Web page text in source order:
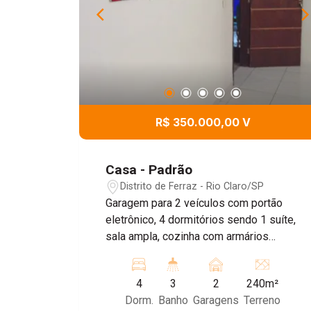
imóvel é a combinação entre o amplo
terreno e a localização privilegiada, em
um bairro tranquilo, com fácil acesso ao
centro, comércios, escolas,
supermercados e demais serviços
essenciais. Se você procura uma casa
e espaço para personalizar do seu jeito,
imóvel!
R$ 350.000,00 V
Casa - Padrão
Distrito de Ferraz - Rio Claro/SP
Garagem para 2 veículos com portão
eletrônico, 4 dormitórios sendo 1 suíte,
sala ampla, cozinha com armários
nos fundos. Agende sua visita!
4
Dorm.
3
Banho
2
Garagens
240m²
Terreno